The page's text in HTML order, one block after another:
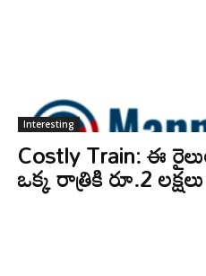
Interesting
Costly Train: ఈ
ఒక్క రాత్రికి రూ.2